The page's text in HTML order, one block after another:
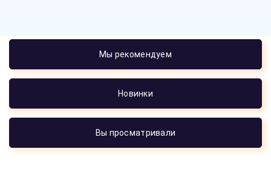
Мы рекомендуем
Новинки
Вы просматривали